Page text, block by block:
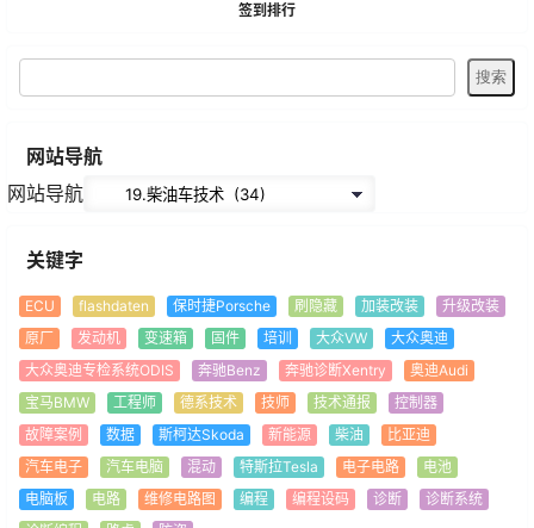
签到排行
网站导航
网站导航
关键字
ECU flashdaten 保时捷Porsche 刷隐藏 加装改装
升级改装
原厂
发动机 变速箱 固件 培训 大众VW
大众奥迪
大众奥迪专检系统ODIS
奔驰Benz 奔驰诊断Xentry
奥迪Audi
宝马BMW
工程师 德系技术 技师 技术通报
控制器
故障案例
数据 斯柯达Skoda 新能源 柴油
比亚迪
汽车电子
汽车电脑 混动 特斯拉Tesla 电子电路
电池
电脑板
电路 维修电路图 编程 编程设码 诊断
诊断系统